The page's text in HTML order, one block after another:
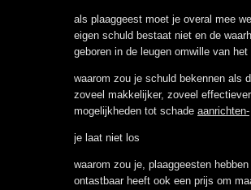
als plaaggeest moet je overal mee
eigen schuld bestaat niet en de
geboren in de leugen omwille van
waarom zou je schuld bekennen als
zoveel makkelijker, zoveel
mogelijkheden tot schade aanrichten-
je laat niet los
waarom zou je, plaaggeesten
ontastbaar heeft ook een prijs om